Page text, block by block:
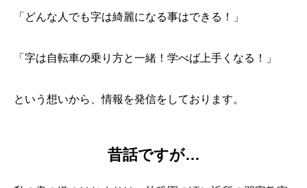
「どんな人でも字は綺麗になる事はできる！」
「字は自転車の乗り方と一緒！学べば上手くなる！」
という想いから、情報を発信をしております。
昔話ですが…